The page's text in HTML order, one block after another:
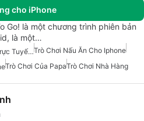
cho iPhone
Go! là một chương trình phiên bản
là một…
Trò Chơi Mô Phỏng Nấu Ăn Trực Tuyến Miễn PhíTrò Chơi Nấu Ăn Cho Iphone
Trò Chơi Của PapaTrò Chơi Nhà Hàng